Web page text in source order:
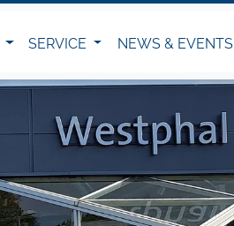
SERVICE NEWS & EVENTS